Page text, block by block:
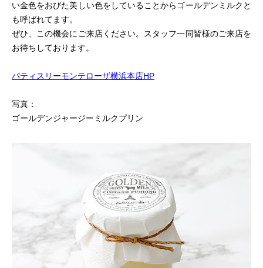
い金色をおびた美しい色をしていることからゴールデンミルクと
も呼ばれてます。
ぜひ、この機会にご来店ください。スタッフ一同皆様のご来店を
お待ちしております。
パティスリーモンテローザ横浜本店HP
写真：
ゴールデンジャージーミルクプリン